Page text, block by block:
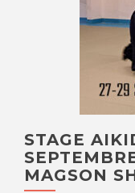
STAGE
MAGSON